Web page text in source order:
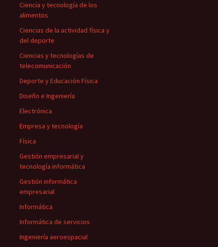
Ciencia y tecnología de los
alimentos
Ciencias de la actividad física y
del deporte
Ciencias y tecnologías de
telecomunicación
Deporte y Educación Física
Diseño e Ingeniería
Electrónica
Empresa y tecnología
Física
Gestión empresarial y
tecnología informática
Gestión informática
empresarial
Informática
Informática de servicios
Ingeniería aeroespacial